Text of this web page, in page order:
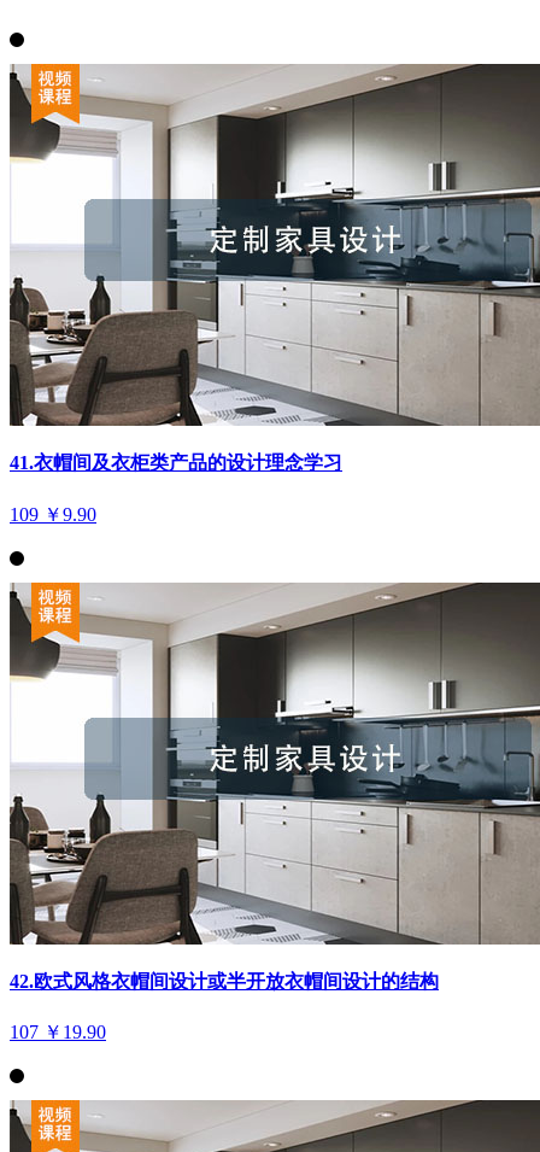
41.衣帽间及衣柜类产品的设计理念学习
109 ￥9.90
42.欧式风格衣帽间设计或半开放衣帽间设计的结构
107 ￥19.90